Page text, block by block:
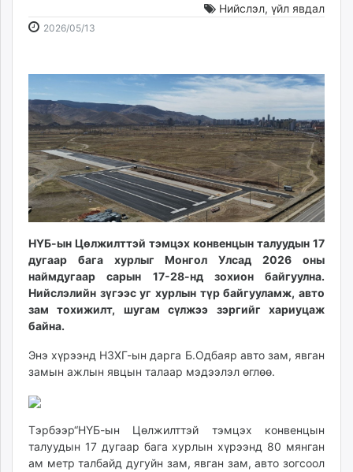
mnb.mn
24tsag.mn
shuud.mn
eagle.mn
ergelt.mn
zarig.mn
today.mn
zuv.mn
mminfo.mn
ugluu.mn
urlag.mn
unen.mn
asu.mn
shudarga.mn
unuudur.mn
mglradio.com
fact.mn
itoim.mn
tumen.mn
Нийслэл, үйл явдал
2026/05/13
12:30:26
14:06:12
НҮБ-ын Цөлжилттэй тэмцэх конвенцын талуудын 17
дугаар бага хурлыг Монгол Улсад 2026 оны
наймдугаар сарын 17-28-нд зохион байгуулна.
Нийслэлийн зүгээс уг хурлын түр байгууламж, авто
зам тохижилт, шугам сүлжээ зэргийг хариуцаж
байна.
Энэ хүрээнд НЗХГ-ын дарга Б.Одбаяр авто зам, явган
замын ажлын явцын талаар мэдээлэл өглөө.
Тэрбээр“НҮБ-ын Цөлжилттэй тэмцэх конвенцын
талуудын 17 дугаар бага хурлын хүрээнд 80 мянган
ам метр талбайд дугуйн зам, явган зам, авто зогсоол